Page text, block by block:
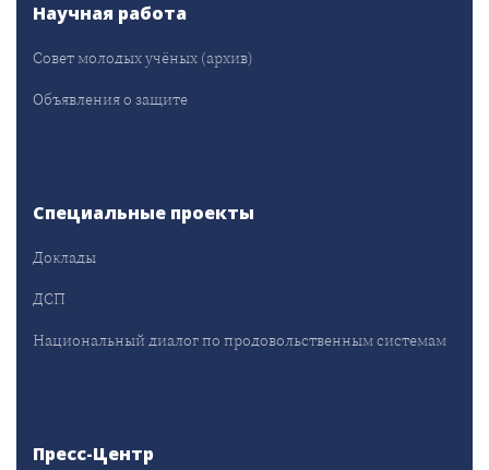
Научная работа
Совет молодых учёных (архив)
Объявления о защите
Специальные проекты
Доклады
ДСП
Национальный диалог по продовольственным системам
Пресс-Центр